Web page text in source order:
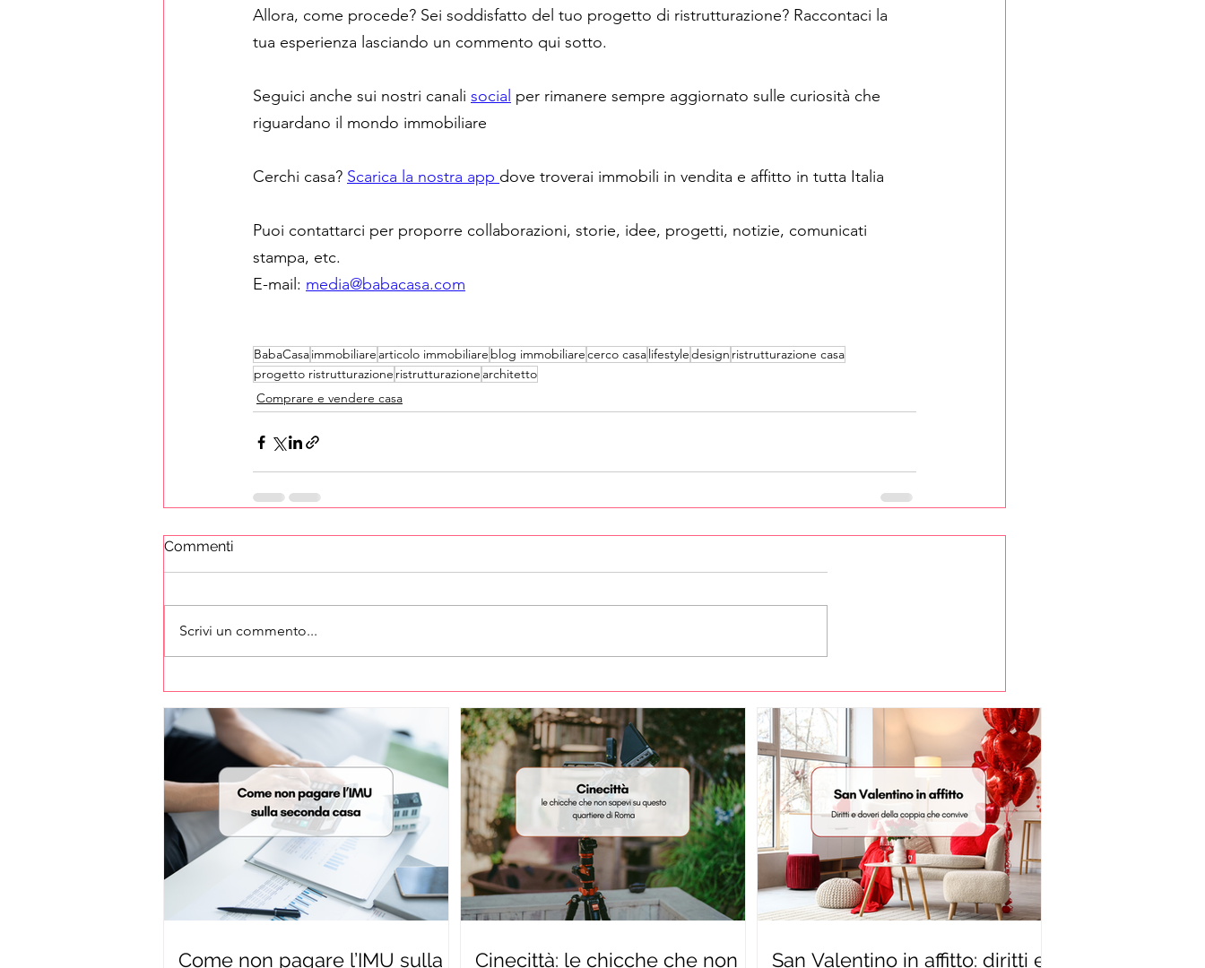
Allora, come procede? Sei soddisfatto del tuo progetto di ristrutturazione? Raccontaci la
tua esperienza lasciando un commento qui sotto.
Seguici anche sui nostri canali social per rimanere sempre aggiornato sulle curiosità che
riguardano il mondo immobiliare
Cerchi casa? Scarica la nostra app dove troverai immobili in vendita e affitto in tutta Italia
Puoi contattarci per proporre collaborazioni, storie, idee, progetti, notizie, comunicati
stampa, etc.
E-mail: media@babacasa.com
BabaCasaimmobiliare articolo immobiliare blog immobiliarecerco casa lifestyledesign ristrutturazione casa
progetto ristrutturazione ristrutturazione architetto
Comprare e vendere casa
Commenti
Scrivi un commento...
Come non pagare l’IMU sulla Cinecittà: le chicche che non San Valentino in affitto: diritti e